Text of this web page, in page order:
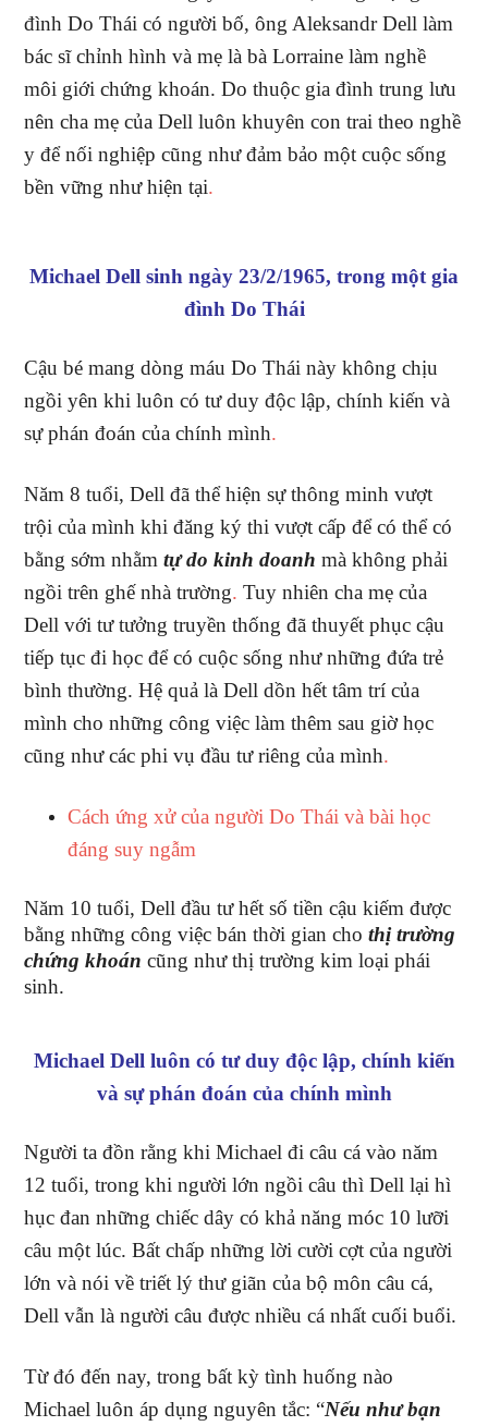
đình Do Thái có người bố, ông Aleksandr Dell làm
bác sĩ chỉnh hình và mẹ là bà Lorraine làm nghề
môi giới chứng khoán. Do thuộc gia đình trung lưu
nên cha mẹ của Dell luôn khuyên con trai theo nghề
y để nối nghiệp cũng như đảm bảo một cuộc sống
bền vững như hiện tại.
Michael Dell sinh ngày 23/2/1965, trong một gia
đình Do Thái
Cậu bé mang dòng máu Do Thái này không chịu
ngồi yên khi luôn có tư duy độc lập, chính kiến và
sự phán đoán của chính mình.
Năm 8 tuổi, Dell đã thể hiện sự thông minh vượt
trội của mình khi đăng ký thi vượt cấp để có thể có
bằng sớm nhằmtự do kinh doanh mà không phải
ngồi trên ghế nhà trường. Tuy nhiên cha mẹ của
Dell với tư tưởng truyền thống đã thuyết phục cậu
tiếp tục đi học để có cuộc sống như những đứa trẻ
bình thường. Hệ quả là Dell dồn hết tâm trí của
mình cho những công việc làm thêm sau giờ học
cũng như các phi vụ đầu tư riêng của mình.
Cách ứng xử của người Do Thái và bài học
đáng suy ngẫm
Năm 10 tuổi, Dell đầu tư hết số tiền cậu kiếm được
bằng những công việc bán thời gian chothị trường
chứng khoán cũng như thị trường kim loại phái
sinh.
Michael Dell luôn có tư duy độc lập, chính kiến
và sự phán đoán của chính mình
Người ta đồn rằng khi Michael đi câu cá vào năm
12 tuổi, trong khi người lớn ngồi câu thì Dell lại hì
hục đan những chiếc dây có khả năng móc 10 lưỡi
câu một lúc. Bất chấp những lời cười cợt của người
lớn và nói về triết lý thư giãn của bộ môn câu cá,
Dell vẫn là người câu được nhiều cá nhất cuối buổi.
Từ đó đến nay, trong bất kỳ tình huống nào
Michael luôn áp dụng nguyên tắc: “Nếu như bạn